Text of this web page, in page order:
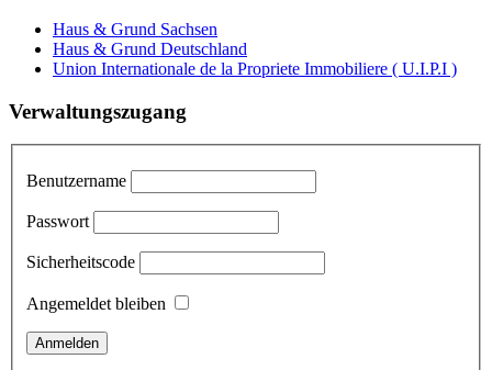
Haus & Grund Sachsen
Haus & Grund Deutschland
Union Internationale de la Propriete Immobiliere ( U.I.P.I )
Verwaltungszugang
Benutzername
Passwort
Sicherheitscode
Angemeldet bleiben